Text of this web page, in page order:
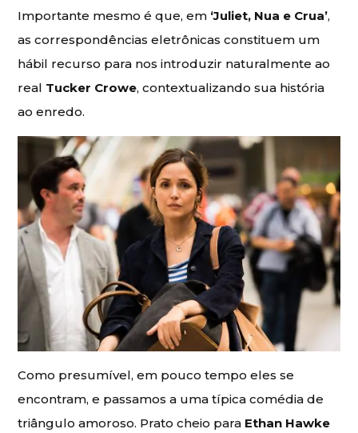
Importante mesmo é que, em ‘Juliet, Nua e Crua’,
as correspondências eletrônicas constituem um
hábil recurso para nos introduzir naturalmente ao
real Tucker Crowe, contextualizando sua história
ao enredo.
Como presumível, em pouco tempo eles se
encontram, e passamos a uma típica comédia de
triângulo amoroso. Prato cheio para Ethan Hawke